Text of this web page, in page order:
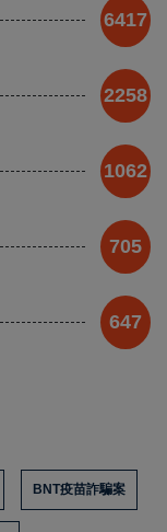
6417
2258
1062
705
647
BNT疫苗詐騙案